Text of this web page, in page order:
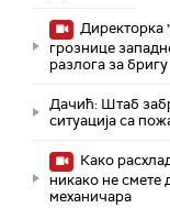
Директорка
грознице
разлога за бригу
Дачић: Штаб
ситуација са
Како
никако не смете
механичара